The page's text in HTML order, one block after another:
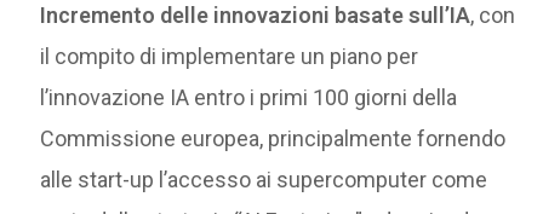
Incremento delle innovazioni basate sull’IA, con
il compito di implementare un piano per
l’innovazione IA entro i primi 100 giorni della
Commissione europea, principalmente fornendo
alle start-up l’accesso ai supercomputer come